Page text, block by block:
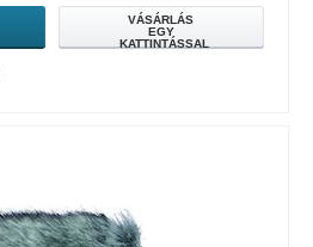
VÁSÁRLÁS
EGY
KATTINTÁSSAL